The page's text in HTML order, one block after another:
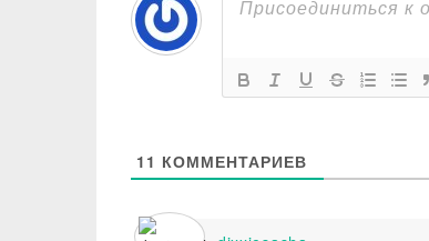
11 КОММЕНТАРИЕВ